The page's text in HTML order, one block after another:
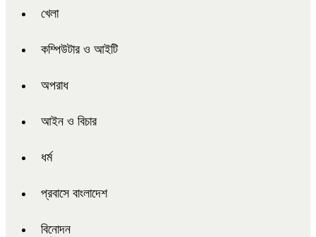
খেলা
কম্পিউটার ও আইটি
অপরাধ
আইন ও বিচার
ধর্ম
প্রবাসে বাংলাদেশ
বিনোদন